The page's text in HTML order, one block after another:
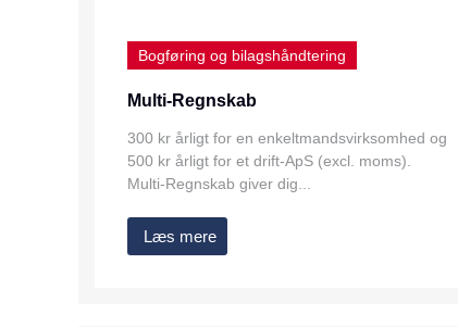
Bogføring og bilagshåndtering
Multi-Regnskab
300 kr årligt for en enkeltmandsvirksomhed og
500 kr årligt for et drift-ApS (excl. moms).
Multi-Regnskab giver dig...
Læs mere